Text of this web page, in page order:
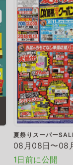
夏祭りスーパー
08月08日〜08
1日前に公開